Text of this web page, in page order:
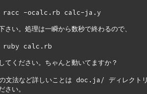
racc -ocalc.rb calc-ja.y
さい。処理は一瞬から数秒で終わるので、
ruby calc.rb
てください。ちゃんと動いてますか？
文法など詳しいことは doc.ja/ ディレクト
さい。